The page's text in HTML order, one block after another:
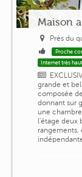
Maison
Près du
Proche
Internet très
grande et
composée
donnant sur
une
l'étage deux
rangements,